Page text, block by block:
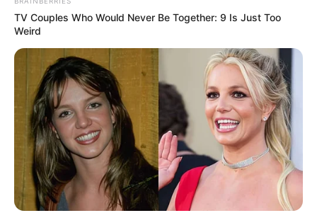
TV Couples Who Would Never Be Together: 9 Is Just Too
Weird